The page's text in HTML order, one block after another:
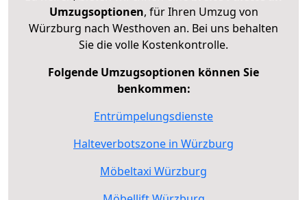
Umzugsoptionen, für Ihren Umzug von
Würzburg nach Westhoven an. Bei uns behalten
Sie die volle Kostenkontrolle.
Folgende Umzugsoptionen können Sie
benkommen:
Entrümpelungsdienste
Halteverbotszone in Würzburg
Möbeltaxi Würzburg